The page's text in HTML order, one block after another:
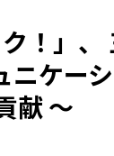
！」
ニケー
献 〜